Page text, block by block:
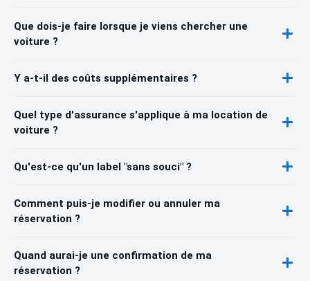
Que dois-je faire lorsque je viens chercher une
voiture ?
Y a-t-il des coûts supplémentaires ?
Quel type d'assurance s'applique à ma location de
voiture ?
Qu'est-ce qu'un label "sans souci" ?
Comment puis-je modifier ou annuler ma
réservation ?
Quand aurai-je une confirmation de ma
réservation ?